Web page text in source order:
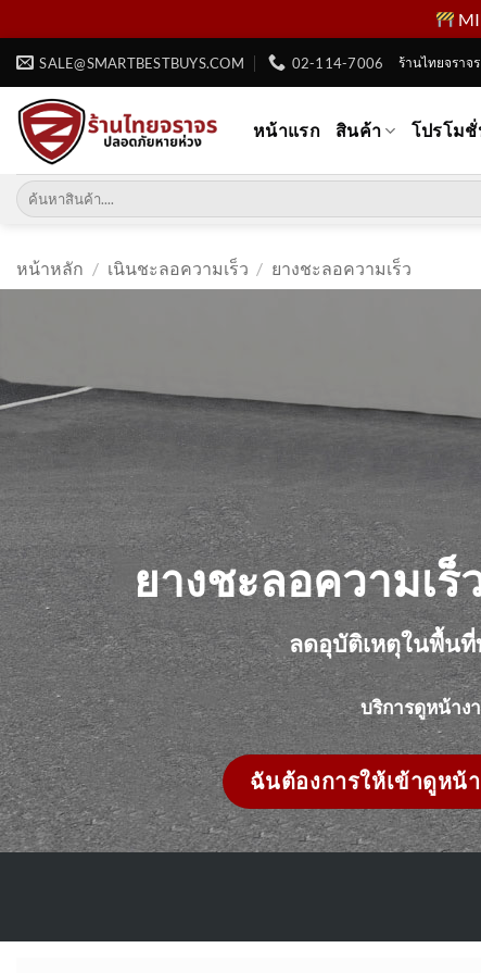
ข้าม
เนื้อหา
SALE@SMARTBESTBUYS.COM 02-114-7006 ร้านไทยจราจ
หน้าแรก สินค้า โปรโม
ค้นหา:
หน้าหลัก / เนินชะลอความเร็ว / ยางชะลอความเร็ว
ยางชะลอความเร็
ลดอุบัติเหตุในพื้น
บริการดูหน้าง
ฉันต้องการให้เข้าดูหน้